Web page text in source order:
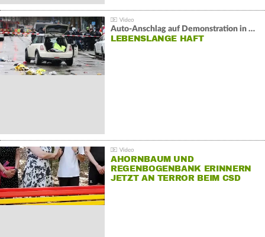
Auto-Anschlag auf Demonstration in München:
LEBENSLANGE HAFT
AHORNBAUM UND
REGENBOGENBANK ERINNERN
JETZT AN TERROR BEIM CSD